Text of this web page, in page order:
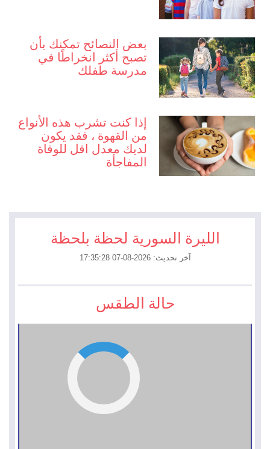
بعض النصائح تمكنك بأن
تصبح أكثر انخراطًا في
مدرسة طفلك
إذا كنت تشرب هذه الأنواع
من القهوة ، فقد يكون
لديك معدل اقل للوفاة
المفاجأة
الليرة السورية لحظة بلحظة
آخر تحديث: 2026-08-07 17:35:28
حالة الطقس